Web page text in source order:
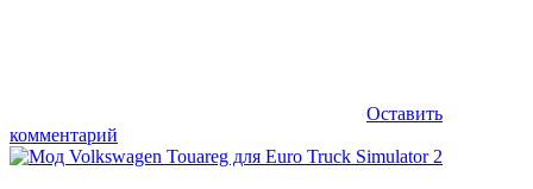
Оставить
комментарий